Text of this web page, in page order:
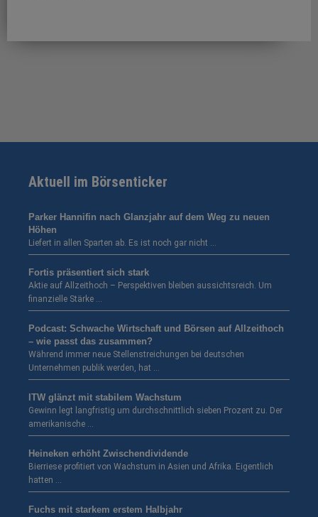
Aktuell im Börsenticker
Parker Hannifin nach Glanzjahr auf dem Weg zu neuen
Höhen
Liefert in allen Sparten ab. Es ist noch gar nicht …
Fortis präsentiert sich stark
Aktie auf Allzeithoch – Perspektiven bleiben aussichtsreich. Um
finanzielle Stärke …
Podcast: Schwache Wirtschaft und Börsen auf Allzeithoch
– wie passt das zusammen?
Während immer neue Stellenstreichungen bei deutschen
Unternehmen publik werden, hat …
ITW glänzt mit stabilem Wachstum
Gewinn legt langfristig um durchschnittlich sieben Prozent zu. Der
amerikanische …
Heineken erhöht Zwischendividende
Bierriese profitiert von Wachstum in Asien und Afrika. Eigentlich
hatten …
Fuchs mit starkem erstem Halbjahr